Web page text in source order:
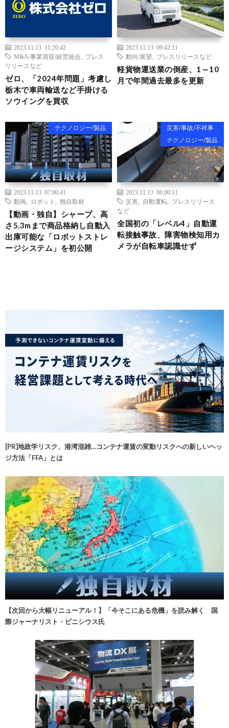
2023.11.13 11:20:42
M&A/事業買収/経営統合
プレス
リリースなど
ゼロ、「2024年問題」考慮し
栃木で車両輸送など手掛ける
ソウイングを買収
2023.11.13 09:42:11
動向/展望
プレスリリースなど
軽貨物運送業の倒産、1～10
月で年間過去最多を更新
テクノロジー/製品
2023.11.13 07:00:41
動画
ロボット 独自取材
【動画・独自】シャープ、高
さ5.3mまで商品格納し自動入
出庫可能な「ロボットストレ
ージシステム」を初公開
災害/事故/不祥事
テクノロジー/製品
2023.11.13 06:00:11
災害
自動運転
プレスリリース
など
全国初の「レベル4」自動運
転接触事故、障害物検知用カ
メラが自転車認識せず
[PR]地政学リスク、港湾混雑…コンテナ運賃の変動リスクへの新しいヘッ
ジ方法「FFA」とは
【次回から大幅リニューアル！】「今そこにある危機」を読み解く 国
際ジャーナリスト・ビニシウス氏